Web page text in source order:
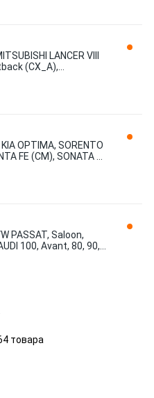
LANCER VIII
(CX_A),
III (G AVF-13226
OPTIMA, SORENTO
FE (CM), SONATA VI
PASSAT, Saloon,
100, Avant, 80, 90,
AMSCO
товара